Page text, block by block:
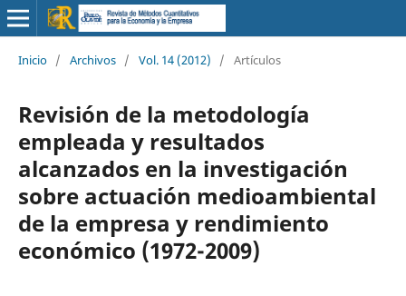
Inicio / Archivos / Vol. 14 (2012) / Artículos
Revisión de la metodología
empleada y resultados
alcanzados en la investigación
sobre actuación medioambiental
de la empresa y rendimiento
económico (1972-2009)